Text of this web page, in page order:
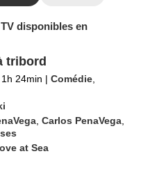
disponibles en
tribord
1h 24min | Comédie
,Carlos PenaVega
at Sea